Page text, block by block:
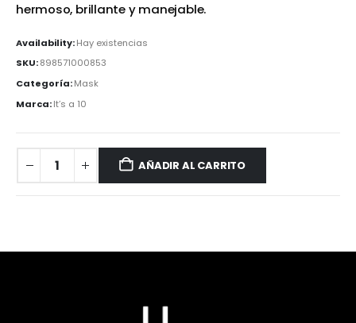
hermoso, brillante y manejable.
Availability:Hay existencias
SKU:898571000853
Categoría:Mask
Marca:It’s a 10
AÑADIR AL CARRITO